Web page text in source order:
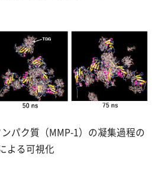
パク質（MMP-1）の凝集過程の
よる可視化